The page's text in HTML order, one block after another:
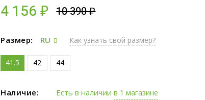
4 156 ₽ 10 390 ₽
Размер: RU Как узнать свой размер?
41.5 42 44
Наличие: Есть в наличии в 1 магазине